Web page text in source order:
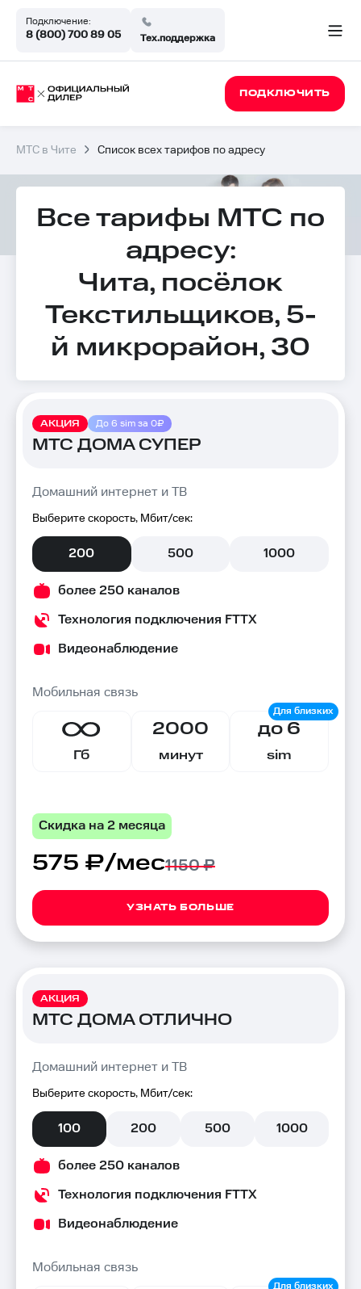
Подключение:
8 (800) 700 89 05 Тех.поддержка
ПОДКЛЮЧИТЬ
МТС в Чите Список всех тарифов по адресу
Все тарифы МТС по
адресу:
Чита, посёлок
Текстильщиков, 5-
й микрорайон, 30
АКЦИЯ До 6 sim за 0₽
МТС ДОМА СУПЕР
Домашний интернет и ТВ
Выберите скорость, Мбит/сек:
200 500 1000
более 250 каналов
Технология подключения FTTX
Видеонаблюдение
Мобильная связь
Гб
2000
минут
до 6
sim
Скидка на 2 месяца
575 ₽/мес1150 ₽
УЗНАТЬ БОЛЬШЕ
АКЦИЯ
МТС ДОМА ОТЛИЧНО
Домашний интернет и ТВ
Выберите скорость, Мбит/сек:
100 200 500 1000
более 250 каналов
Технология подключения FTTX
Видеонаблюдение
Мобильная связь